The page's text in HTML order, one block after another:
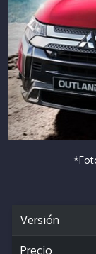
Versión
Precio